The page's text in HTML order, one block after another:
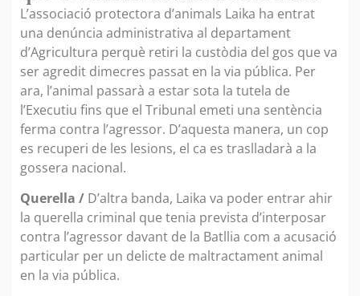
L’associació protectora d’animals Laika ha entrat
una denúncia administrativa al departament
d’Agricultura perquè retiri la custòdia del gos que va
ser agredit dimecres passat en la via pública. Per
ara, l’animal passarà a estar sota la tutela de
l’Executiu fins que el Tribunal emeti una sentència
ferma contra l’agressor. D’aquesta manera, un cop
es recuperi de les lesions, el ca es traslladarà a la
gossera nacional.
Querella / D’altra banda, Laika va poder entrar ahir
la querella criminal que tenia prevista d’interposar
contra l’agressor davant de la Batllia com a acusació
particular per un delicte de maltractament animal
en la via pública.